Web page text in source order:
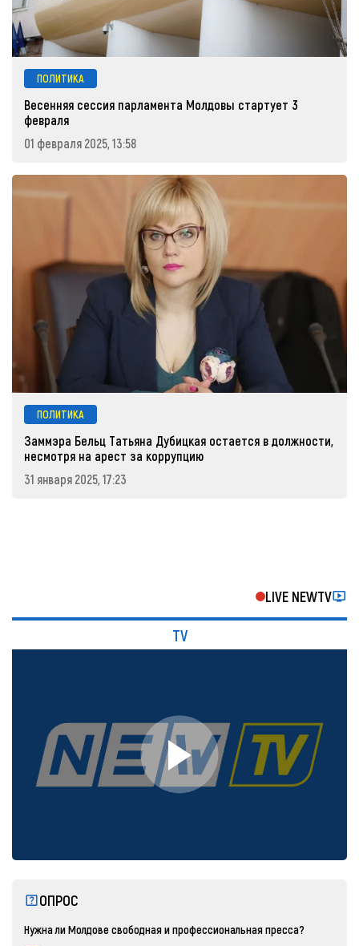
ПОЛИТИКА
Весенняя сессия парламента Молдовы стартует 3
февраля
01 февраля 2025, 13:58
ПОЛИТИКА
Заммэра Бельц Татьяна Дубицкая остается в должности,
несмотря на арест за коррупцию
31 января 2025, 17:23
LIVE NEWTV
TV
ОПРОС
Нужна ли Молдове свободная и профессиональная пресса?